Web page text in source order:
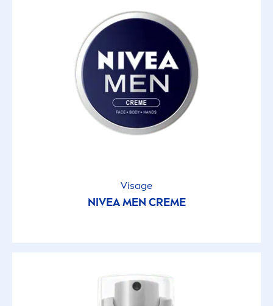
Visage
NIVEA MEN CREME